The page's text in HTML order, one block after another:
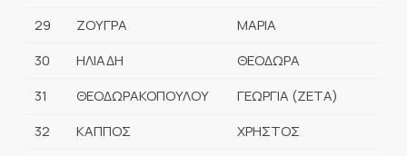
29
ΖΟΥΓΡΑ
ΜΑΡΙΑ
30
ΗΛΙΑΔΗ
ΘΕΟΔΩΡΑ
31
ΘΕΟΔΩΡΑΚΟΠΟΥΛΟΥ
ΓΕΩΡΓΙΑ (ΖΕΤΑ)
32
ΚΑΠΠΟΣ
ΧΡΗΣΤΟΣ